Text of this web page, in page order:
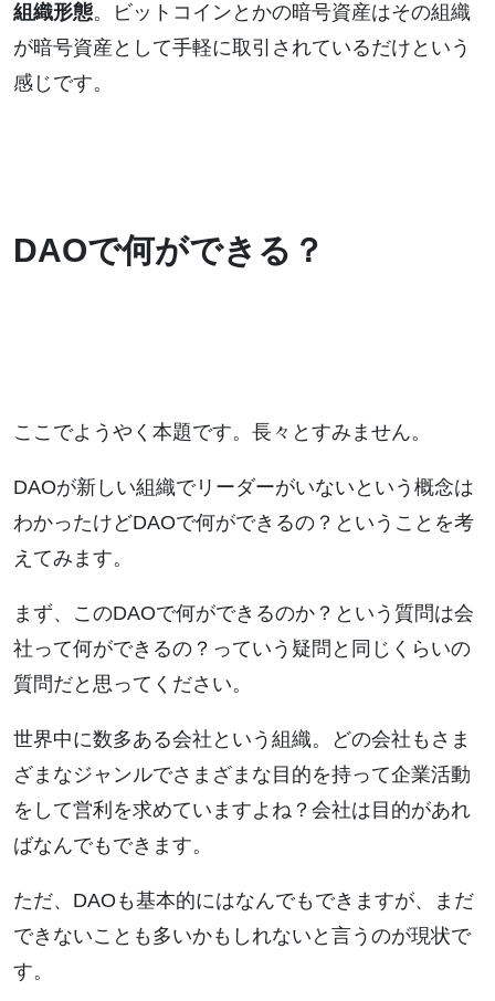
組織形態。ビットコインとかの暗号資産はその組織
が暗号資産として手軽に取引されているだけという
感じです。
DAOで何ができる？
ここでようやく本題です。長々とすみません。
DAOが新しい組織でリーダーがいないという概念は
わかったけどDAOで何ができるの？ということを考
えてみます。
まず、このDAOで何ができるのか？という質問は会
社って何ができるの？っていう疑問と同じくらいの
質問だと思ってください。
世界中に数多ある会社という組織。どの会社もさま
ざまなジャンルでさまざまな目的を持って企業活動
をして営利を求めていますよね？会社は目的があれ
ばなんでもできます。
ただ、DAOも基本的にはなんでもできますが、まだ
できないことも多いかもしれないと言うのが現状で
す。